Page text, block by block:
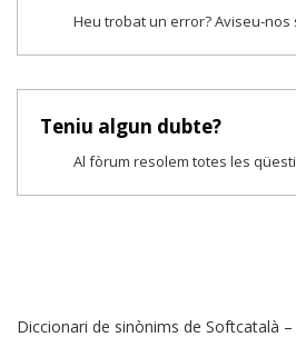
Heu trobat un error? Aviseu-nos
Teniu algun dubte?
Al fòrum resolem totes les
Diccionari de sinònims de Softcatalà –